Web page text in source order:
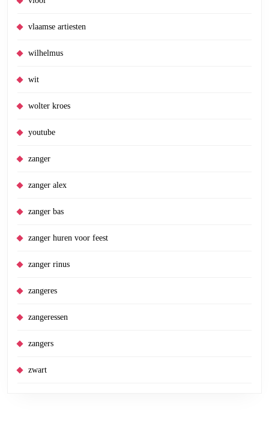
vlaamse artiesten
wilhelmus
wit
wolter kroes
youtube
zanger
zanger alex
zanger bas
zanger huren voor feest
zanger rinus
zangeres
zangeressen
zangers
zwart